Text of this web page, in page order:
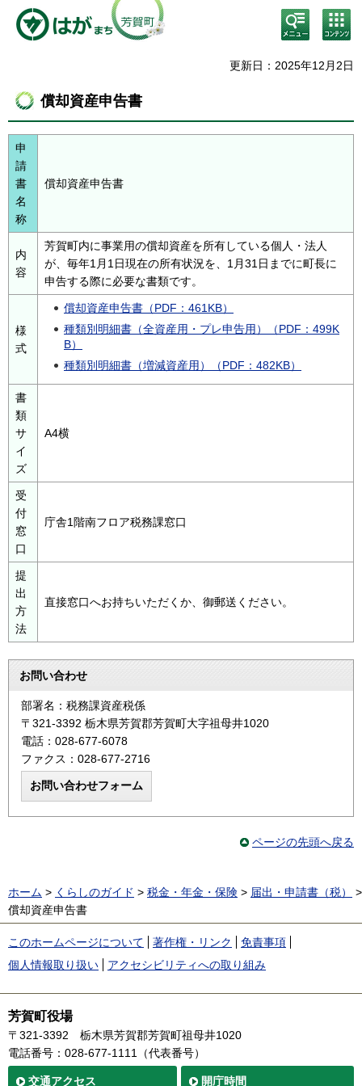
検
索・
メニ
コン
テン
ニュ
更新日：2025年12月2日
償却資産申告書
申
請
書
名
称
償却資産申告書
内
容
芳賀町内に事業用の償却資産を所有している個人・法人
が、毎年1月1日現在の所有状況を、1月31日までに町長に
申告する際に必要な書類です。
様
式
償却資産申告書（PDF：461KB）
種類別明細書（全資産用・プレ申告用）（PDF：499K
B）
種類別明細書（増減資産用）（PDF：482KB）
書
類
サ
イ
ズ
A4横
受
付
窓
口
庁舎1階南フロア税務課窓口
提
出
方
法
直接窓口へお持ちいただくか、御郵送ください。
お問い合わせ
部署名：税務課資産税係
〒321-3392 栃木県芳賀郡芳賀町大字祖母井1020
電話：028-677-6078
ファクス：028-677-2716
ページの先頭へ戻る
ホーム > くらしのガイド > 税金・年金・保険 > 届出・申請書（税）
>
償却資産申告書
このホームページについて 著作権・リンク
免責事項
個人情報取り扱い
アクセシビリティへの取り組み
芳賀町役場
〒321-3392
栃木県芳賀郡芳賀町祖母井1020
電話番号：028-677-1111（代表番号）
交通アクセス 開庁時間